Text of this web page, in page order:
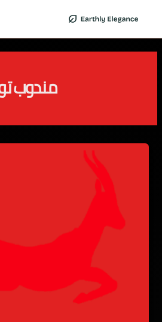
المحتوى
مندوب